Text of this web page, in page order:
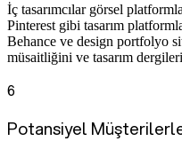
İç tasarımcılar görsel
Pinterest gibi tasarım
Behance ve design portfolyo
müsaitliğini ve tasarım
6
Potansiyel